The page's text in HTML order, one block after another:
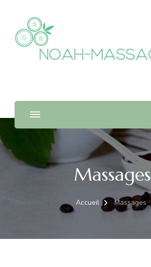
Noah massage
Le blog détente
Massages
Accueil Massages